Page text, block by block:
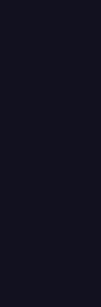
móvil, la lógica
para